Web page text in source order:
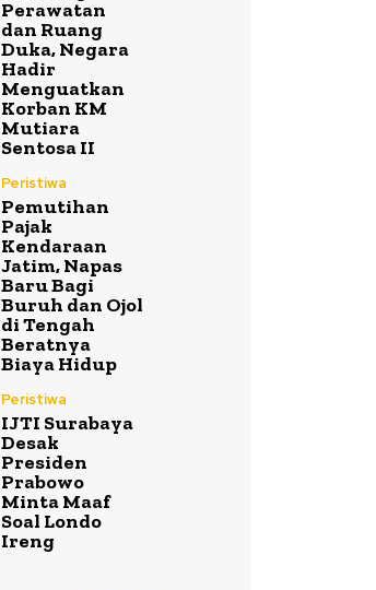
Perawatan
dan Ruang
Duka, Negara
Hadir
Menguatkan
Korban KM
Mutiara
Sentosa II
Peristiwa
Pemutihan
Pajak
Kendaraan
Jatim, Napas
Baru Bagi
Buruh dan Ojol
di Tengah
Beratnya
Biaya Hidup
Peristiwa
IJTI Surabaya
Desak
Presiden
Prabowo
Minta Maaf
Soal Londo
Ireng